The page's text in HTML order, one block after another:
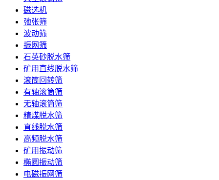
磁选机
弛张筛
波动筛
振网筛
石英砂脱水筛
矿用直线脱水筛
滚筒回转筛
有轴滚筒筛
无轴滚筒筛
精煤脱水筛
直线脱水筛
高频脱水筛
矿用振动筛
椭圆振动筛
电磁振网筛